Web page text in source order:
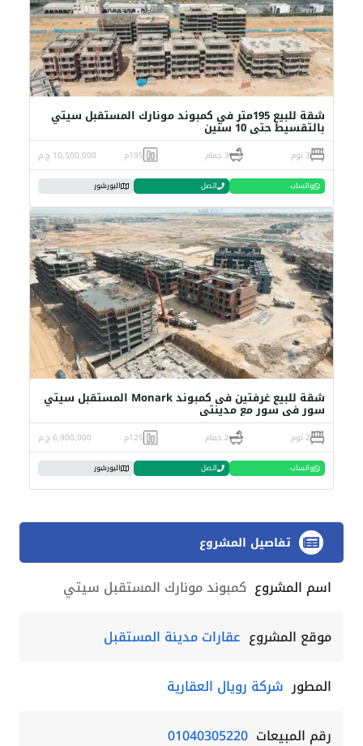
شقة للبيع 195متر في كمبوند مونارك المستقبل سيتي
بالتقسيط حتى 10 سنين
3 نوم 3 حمام 195م 10,500,000 ج.م
واتساب اتصل البورشور
شقة للبيع غرفتين فى كمبوند Monark المستقبل سيتي
سور فى سور مع مدينتي
2 نوم 2 حمام 125م 6,900,000 ج.م
واتساب اتصل البورشور
تفاصيل المشروع
اسم المشروع كمبوند مونارك المستقبل سيتي
موقع المشروع عقارات مدينة المستقبل
المطور شركة رويال العقارية
رقم المبيعات 01040305220